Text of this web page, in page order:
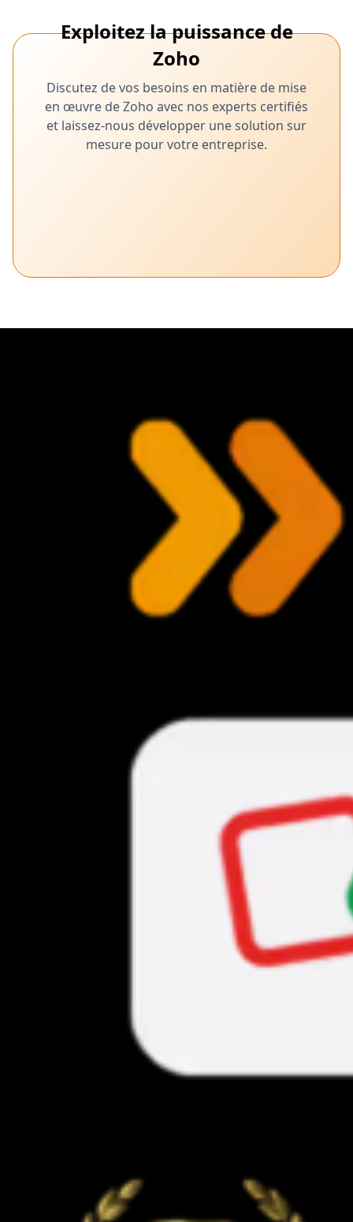
Exploitez la puissance de
Zoho
Discutez de vos besoins en matière de mise
en œuvre de Zoho avec nos experts certifiés
et laissez-nous développer une solution sur
mesure pour votre entreprise.